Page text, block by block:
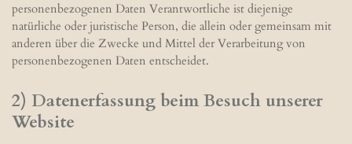
personenbezogenen Daten Verantwortliche ist diejenige
natürliche oder juristische Person, die allein oder gemeinsam mit
anderen über die Zwecke und Mittel der Verarbeitung von
personenbezogenen Daten entscheidet.
2) Datenerfassung beim Besuch unserer
Website